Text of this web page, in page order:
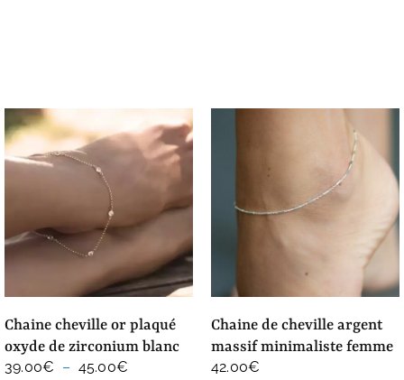
chaine cheville or plaqué
oxyde de zirconium blanc
39.00€ – 45.00€
chaine de cheville argent
massif minimaliste femme
42.00€